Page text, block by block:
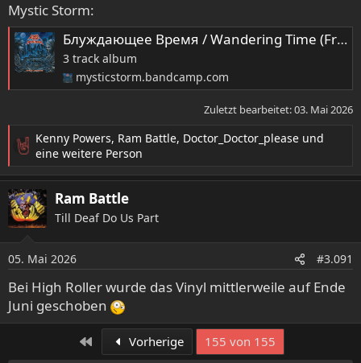
Mystic Storm:
Блуждающее Время / Wandering Time (From split with Savage Master), by MYSTIC STORM
3 track album
mysticstorm.bandcamp.com
Zuletzt bearbeitet:03. Mai 2026
R
a
k
t
i
o
n
e
n
:
Kenny Powers, Ram Battle, Doctor_Doctor_please und
eine weitere Person
Ram Battle
Till Deaf Do Us Part
05. Mai 2026 #3.091
Bei High Roller wurde das Vinyl mittlerweile auf Ende
Juni geschoben
Erste Vorherige
155 von 155